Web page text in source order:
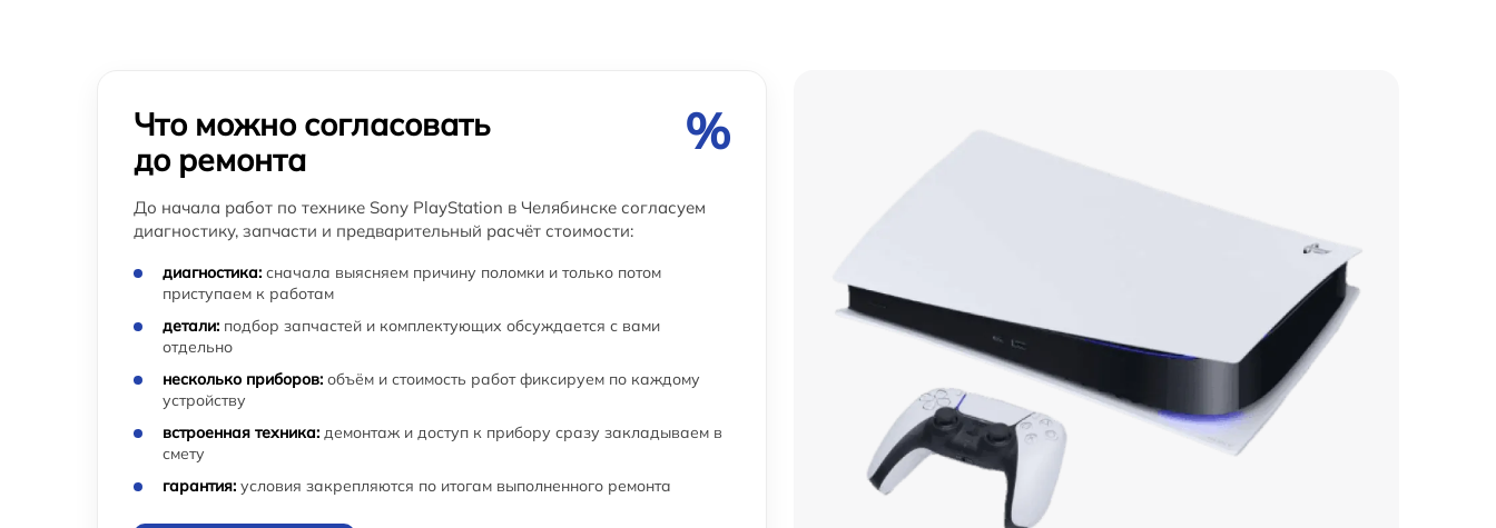
Что можно согласовать
до ремонта
%
До начала работ по технике Sony PlayStation в Челябинске согласуем
диагностику, запчасти и предварительный расчёт стоимости:
диагностика: сначала выясняем причину поломки и только потом
приступаем к работам
детали: подбор запчастей и комплектующих обсуждается с вами
отдельно
несколько приборов: объём и стоимость работ фиксируем по каждому
устройству
встроенная техника: демонтаж и доступ к прибору сразу закладываем в
смету
гарантия: условия закрепляются по итогам выполненного ремонта